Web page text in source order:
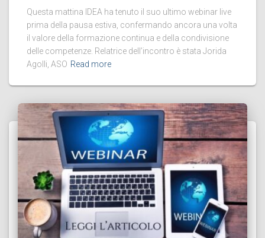
Questa mattina IDEA ha tenuto il suo ultimo webinar live
prima della pausa estiva, confermando ancora una volta
il valore della formazione continua e della condivisione
delle competenze. Relatrice dell’incontro è stata Jorida
Agolli, ASO Read more